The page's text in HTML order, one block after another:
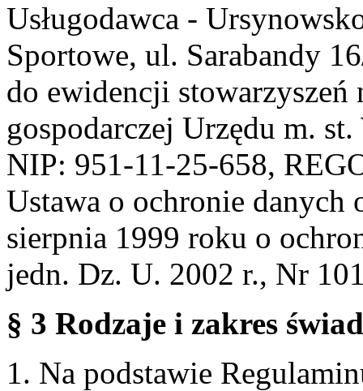
Usługodawca -
Sportowe, ul. Sarabandy
do ewidencji stowarzyszeń
gospodarczej Urzędu m.
NIP: 951-11-25-658,
Ustawa o ochronie danych
sierpnia 1999 roku o
jedn. Dz. U. 2002 r., Nr
§ 3 Rodzaje i zakres
1. Na podstawie